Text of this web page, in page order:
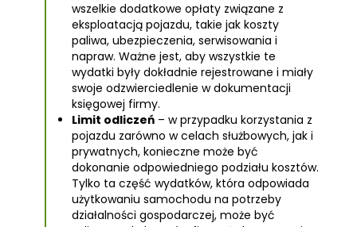
wszelkie dodatkowe opłaty związane z
eksploatacją pojazdu, takie jak koszty
paliwa, ubezpieczenia, serwisowania i
napraw. Ważne jest, aby wszystkie te
wydatki były dokładnie rejestrowane i miały
swoje odzwierciedlenie w dokumentacji
księgowej firmy.
Limit odliczeń – w przypadku korzystania z
pojazdu zarówno w celach służbowych, jak i
prywatnych, konieczne może być
dokonanie odpowiedniego podziału kosztów.
Tylko ta część wydatków, która odpowiada
użytkowaniu samochodu na potrzeby
działalności gospodarczej, może być